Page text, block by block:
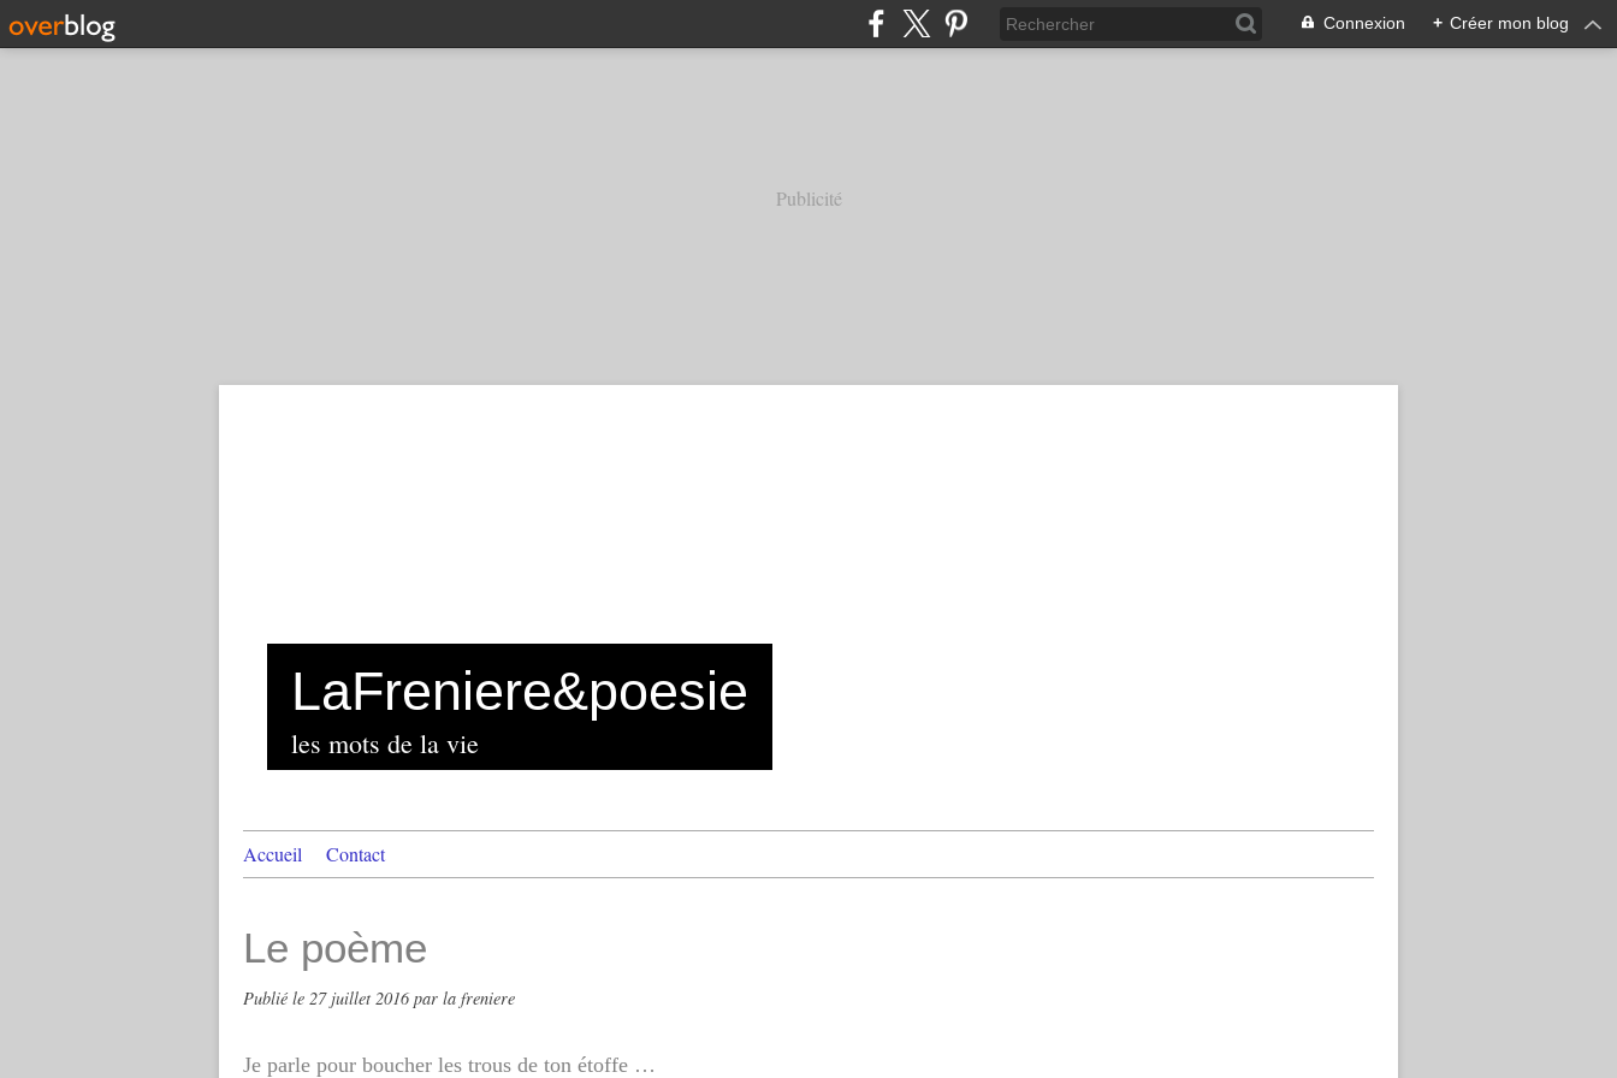
Connexion + Créer mon blog
Publicité
LaFreniere&poesie
les mots de la vie
Accueil Contact
Le poème
Publié le 27 juillet 2016 par la freniere
Je parle pour boucher les trous de ton étoffe …